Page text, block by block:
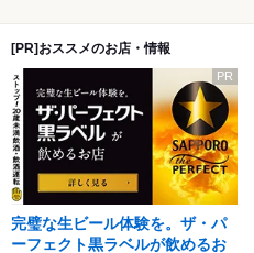
[PR]おススメのお店・情報
PR
完璧な生ビール体験を。ザ・パ
ーフェクト黒ラベルが飲めるお